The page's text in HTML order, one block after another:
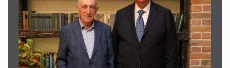
Ərdoğana sui-qəsd planının iştirakçısı detalları açıqladı
5 Avqust 16:56